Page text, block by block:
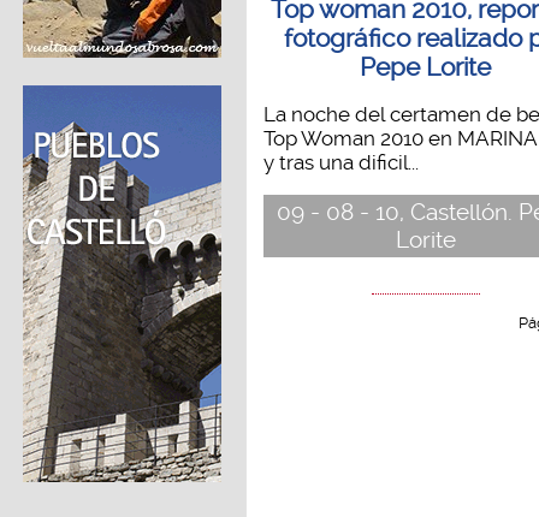
Top woman 2010,
fotográfico realizado
Pepe Lorite
La noche del certamen de
Top Woman 2010 en MARINA
y tras una dificil...
09 - 08 - 10, Castellón.
Lorite